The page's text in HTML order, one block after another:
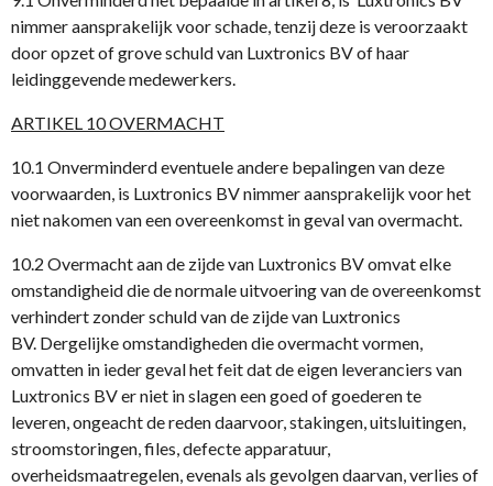
nimmer aansprakelijk voor schade, tenzij deze is veroorzaakt
door opzet of grove schuld van Luxtronics BV of haar
leidinggevende medewerkers.
ARTIKEL 10 OVERMACHT
10.1 Onverminderd eventuele andere bepalingen van deze
voorwaarden, is Luxtronics BV nimmer aansprakelijk voor het
niet nakomen van een overeenkomst in geval van overmacht.
10.2 Overmacht aan de zijde van Luxtronics BV omvat elke
omstandigheid die de normale uitvoering van de overeenkomst
verhindert zonder schuld van de zijde van Luxtronics
BV. Dergelijke omstandigheden die overmacht vormen,
omvatten in ieder geval het feit dat de eigen leveranciers van
Luxtronics BV er niet in slagen een goed of goederen te
leveren, ongeacht de reden daarvoor, stakingen, uitsluitingen,
stroomstoringen, files, defecte apparatuur,
overheidsmaatregelen, evenals als gevolgen daarvan, verlies of